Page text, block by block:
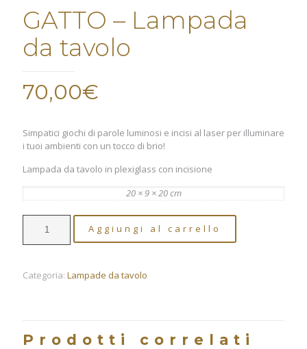
GATTO – Lampada
da tavolo
70,00€
Simpatici giochi di parole luminosi e incisi al laser per illuminare
i tuoi ambienti con un tocco di brio!
Lampada da tavolo in plexiglass con incisione
20 × 9 × 20 cm
Lampada
tavolo
Aggiungi al carrello
Categoria: Lampade da tavolo
Prodotti correlati